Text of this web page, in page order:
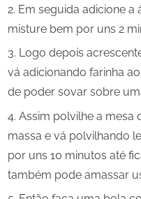
Em seguida adicione a
misture bem por uns 2
Logo depois
vá adicionando farinha
de poder sovar sobre
Assim polvilhe a mesa
massa e vá polvilhando
por uns 10 minutos até
também pode amassar